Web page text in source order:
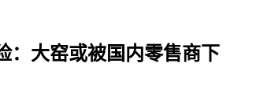
：大窑或被国内零售商下